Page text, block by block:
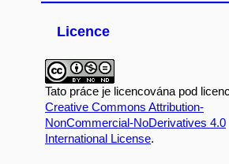
Licence
Tato práce je licencována pod
Creative Commons Attribution-
NonCommercial-NoDerivatives 4.0
International License.